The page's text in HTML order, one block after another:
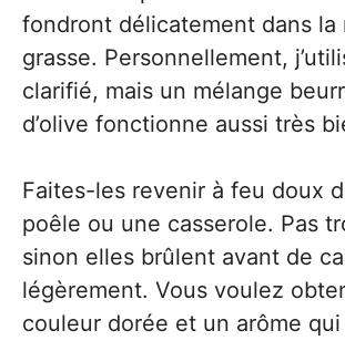
fondront délicatement dans la
grasse. Personnellement,
clarifié, mais un mélange
d’olive fonctionne aussi très
Faites-les revenir à feu doux
poêle ou une casserole. Pas
sinon elles brûlent avant de
légèrement. Vous voulez
couleur dorée et un arôme